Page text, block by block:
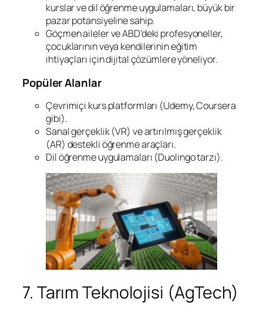
kurslar ve dil öğrenme uygulamaları, büyük bir
pazar potansiyeline sahip.
Göçmen aileler ve ABD’deki profesyoneller,
çocuklarının veya kendilerinin eğitim
ihtiyaçları için dijital çözümlere yöneliyor.
Popüler Alanlar
Çevrimiçi kurs platformları (Udemy, Coursera
gibi).
Sanal gerçeklik (VR) ve artırılmış gerçeklik
(AR) destekli öğrenme araçları.
Dil öğrenme uygulamaları (Duolingo tarzı).
7. Tarım Teknolojisi (AgTech)